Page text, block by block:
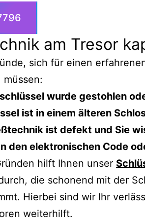
am Tresor
sich für einen
wurde gestohlen
ist in einem älteren
ist defekt und Sie
den elektronischen Code
hilft Ihnen unser
die schonend mit der
Hierbei sind wir Ihr
weiterhilft.